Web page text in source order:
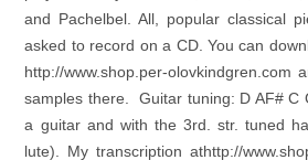
and Pachelbel. All, popular classical
asked to record on a CD. You can
http://www.shop.per-olovkindgren.com
samples there. Guitar tuning: D AF# C
a guitar and with the 3rd. str. tuned
lute). My transcription athttp://